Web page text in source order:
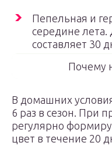
Пепельная и
середине лета.
составляет 30
Почему
В домашних
6 раз в сезон. При
регулярно
цвет в течение 20